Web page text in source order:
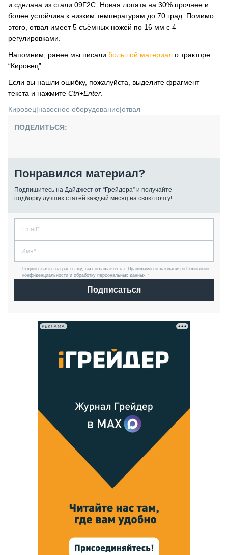
и сделана из стали 09Г2С. Новая лопата на 30% прочнее и
более устойчива к низким температурам до 70 град. Помимо
этого, отвал имеет 5 съёмных ножей по 16 мм с 4
регулировками.
Напомним, ранее мы писали большой материал о тракторе
“Кировец”.
Если вы нашли ошибку, пожалуйста, выделите фрагмент
текста и нажмите Ctrl+Enter
Кировец|навесное оборудование|отвал
ПОДЕЛИТЬСЯ:
Понравился материал?
Подпишитесь на Дайджест от “Грейдера” и получайте
подборку лучших статей каждый месяц на свою почту!
Подписываясь на рассылку, вы соглашаетесь с Правилами пользования и Политикой
конфиденциальности и обработку персональных данных *
Подписаться
РЕКЛАМА